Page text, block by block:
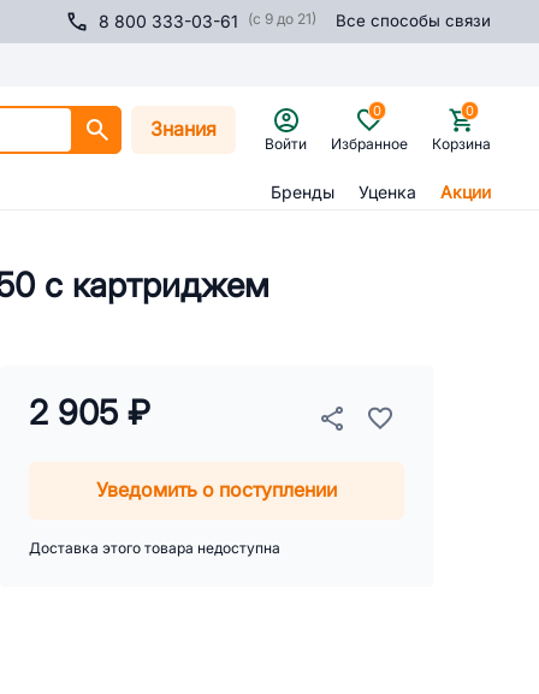
8 800 333-03-61 (с 9 до 21) Все способы связи
Знания
Войти Избранное
0
Корзина
0
Бренды Уценка Акции
с картриджем
2 905 ₽
Уведомить о поступлении
Доставка этого товара недоступна